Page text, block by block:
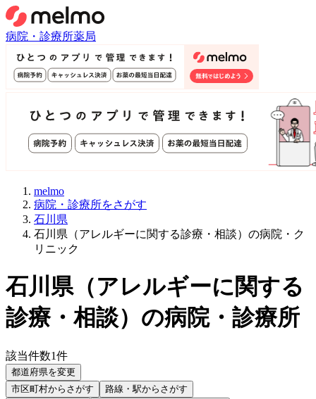
病院・診療所薬局
melmo
病院・診療所をさがす
石川県
石川県（アレルギーに関する診療・相談）の病院・ク
リニック
石川県（アレルギーに関する
診療・相談） の病院・診療所
該当件数1件
都道府県を変更
市区町村からさがす 路線・駅からさがす